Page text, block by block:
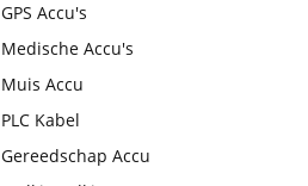
GPS Accu's
Medische Accu's
Muis Accu
PLC Kabel
Gereedschap Accu